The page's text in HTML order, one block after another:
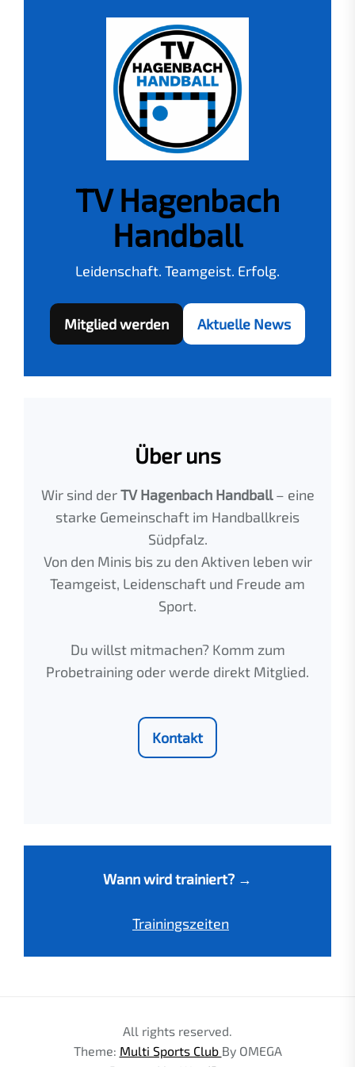
TV Hagenbach
Handball
Leidenschaft. Teamgeist. Erfolg.
Mitglied werden Aktuelle News
Über uns
Wir sind derTV Hagenbach Handball– eine
starke Gemeinschaft im Handballkreis
Südpfalz.
Von den Minis bis zu den Aktiven leben wir
Teamgeist, Leidenschaft und Freude am
Sport.
Du willst mitmachen? Komm zum
Probetraining oder werde direkt Mitglied.
Kontakt
Wann wird trainiert? →
Trainingszeiten
All rights reserved.
Theme: Multi Sports Club By OMEGA